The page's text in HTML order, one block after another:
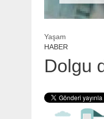
Yaşam
HABER
Dolgu